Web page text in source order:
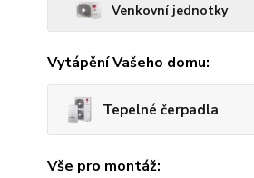
Venkovní jednotky
Vytápění Vašeho domu:
Tepelné čerpadla
Vše pro montáž: